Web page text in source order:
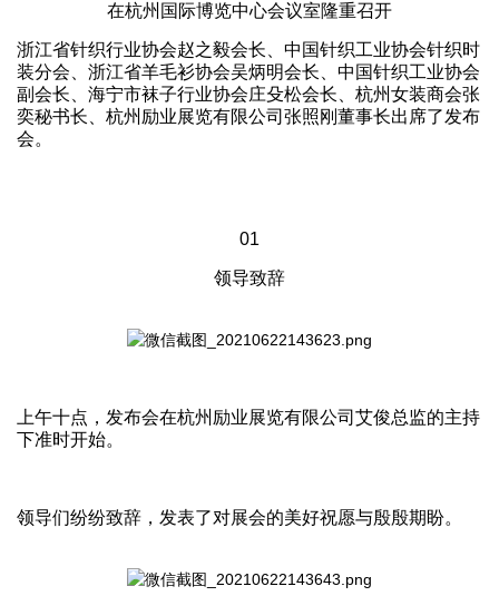
在杭州国际博览中心会议室隆重召开
浙江省针织行业协会赵之毅会长、中国针织工业协会针织时
装分会、浙江省羊毛衫协会吴炳明会长、中国针织工业协会
副会长、海宁市袜子行业协会庄殳松会长、杭州女装商会张
奕秘书长、杭州励业展览有限公司张照刚董事长出席了发布
会。
01
领导致辞
上午十点，发布会在杭州励业展览有限公司艾俊总监的主持
下准时开始。
领导们纷纷致辞，发表了对展会的美好祝愿与殷殷期盼。